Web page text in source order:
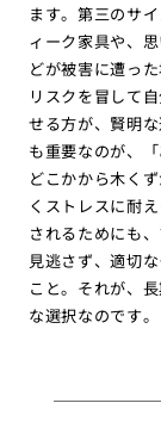
ます。第三のサ
ィーク家具や、
どが被害に遭っ
リスクを冒して
せる方が、賢明
も重要なのが、
どこかから木く
くストレスに耐
されるためにも
見逃さず、適切
こと。それが、
な選択なのです。